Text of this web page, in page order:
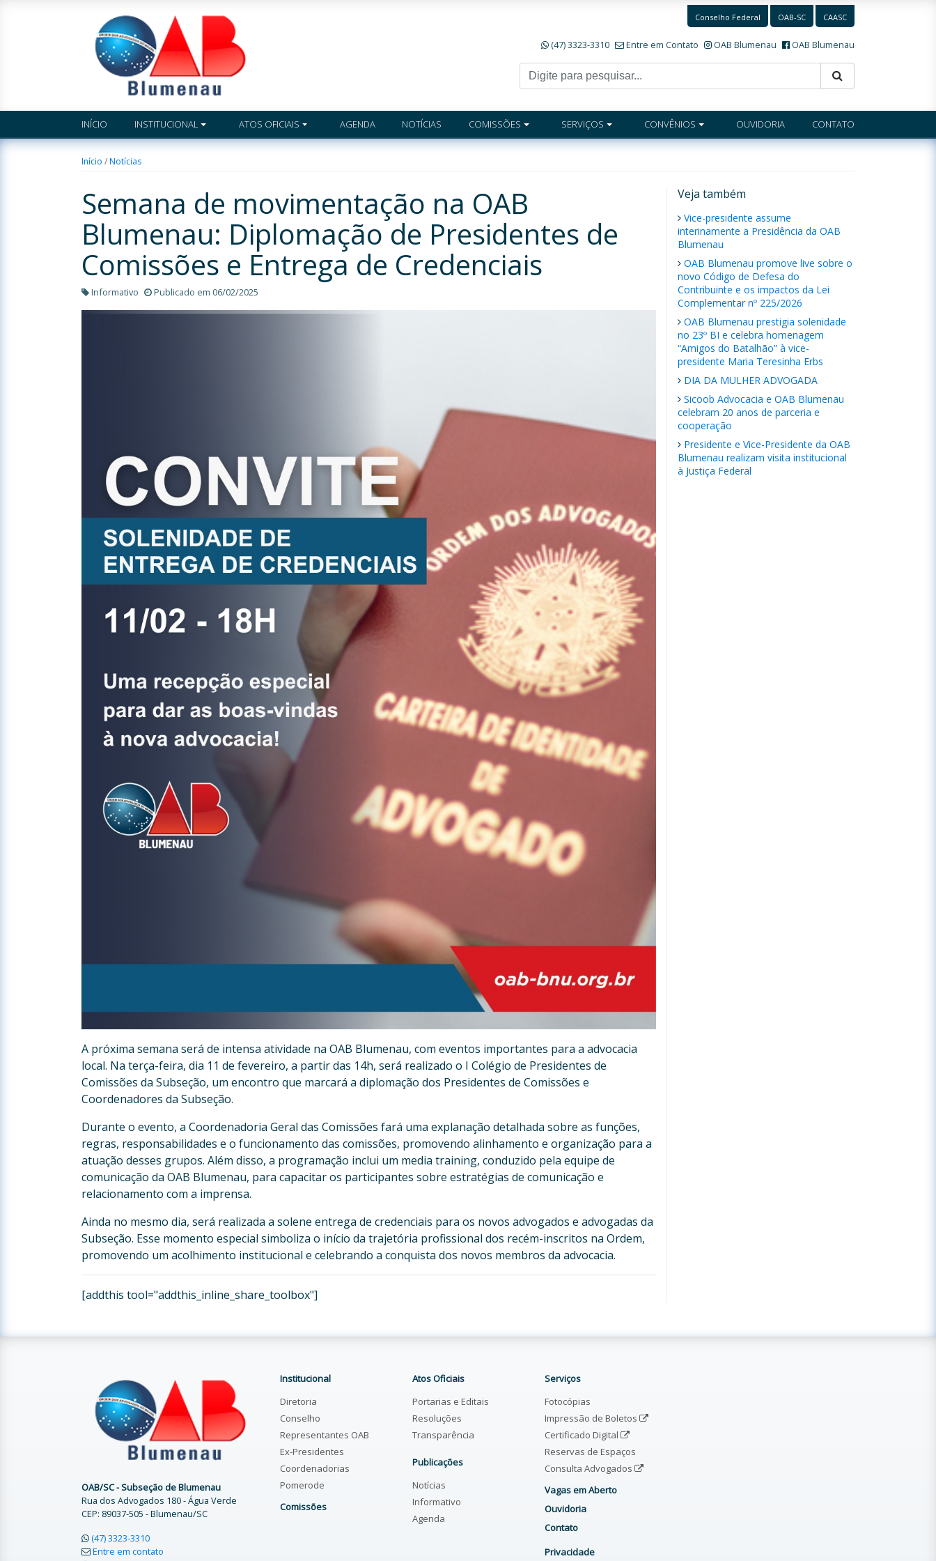
Conselho Federal OAB-SC CAASC
(47) 3323-3310 Entre em Contato OAB Blumenau OAB Blumenau
INÍCIO INSTITUCIONAL ATOS OFICIAIS AGENDA NOTÍCIAS COMISSÕES SERVIÇOS CONVÊNIOS OUVIDORIA CONTATO
Início /Notícias
Semana de movimentação na OAB
Blumenau: Diplomação de Presidentes de
Comissões e Entrega de Credenciais
Informativo Publicado em 06/02/2025
A próxima semana será de intensa atividade na OAB Blumenau, com eventos importantes para a advocacia
local. Na terça-feira, dia 11 de fevereiro, a partir das 14h, será realizado o I Colégio de Presidentes de
Comissões da Subseção, um encontro que marcará a diplomação dos Presidentes de Comissões e
Coordenadores da Subseção.
Durante o evento, a Coordenadoria Geral das Comissões fará uma explanação detalhada sobre as funções,
regras, responsabilidades e o funcionamento das comissões, promovendo alinhamento e organização para a
atuação desses grupos. Além disso, a programação inclui um media training, conduzido pela equipe de
comunicação da OAB Blumenau, para capacitar os participantes sobre estratégias de comunicação e
relacionamento com a imprensa.
Ainda no mesmo dia, será realizada a solene entrega de credenciais para os novos advogados e advogadas da
Subseção. Esse momento especial simboliza o início da trajetória profissional dos recém-inscritos na Ordem,
promovendo um acolhimento institucional e celebrando a conquista dos novos membros da advocacia.
[addthis tool="addthis_inline_share_toolbox"]
Veja também
Vice-presidente assume
interinamente a Presidência da OAB
Blumenau
OAB Blumenau promove live sobre o
novo Código de Defesa do
Contribuinte e os impactos da Lei
Complementar nº 225/2026
OAB Blumenau prestigia solenidade
no 23º BI e celebra homenagem
“Amigos do Batalhão” à vice-
presidente Maria Teresinha Erbs
DIA DA MULHER ADVOGADA
Sicoob Advocacia e OAB Blumenau
celebram 20 anos de parceria e
cooperação
Presidente e Vice-Presidente da OAB
Blumenau realizam visita institucional
à Justiça Federal
OAB/SC - Subseção de Blumenau
Rua dos Advogados 180 - Água Verde
CEP: 89037-505 - Blumenau/SC
(47) 3323-3310
Entre em contato
Institucional
Diretoria
Conselho
Representantes OAB
Ex-Presidentes
Coordenadorias
Pomerode
Comissões
Atos Oficiais
Portarias e Editais
Resoluções
Transparência
Publicações
Notícias
Informativo
Agenda
Serviços
Fotocópias
Impressão de Boletos
Certificado Digital
Reservas de Espaços
Consulta Advogados
Vagas em Aberto
Ouvidoria
Contato
Privacidade